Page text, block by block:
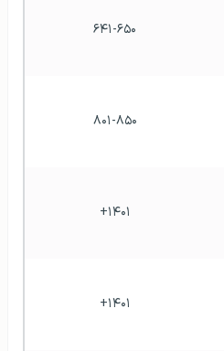
۶۴۱-۶۵۰
۸۰۱-۸۵۰
۱۴۰۱+
۱۴۰۱+